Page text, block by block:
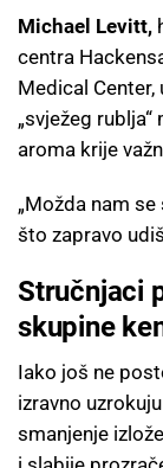
Michael Levitt,
centra
Medical
„svježeg
aroma krije
„Možda nam
što zapravo
Stručnjaci
skupine
Iako još ne
izravno
smanjenje